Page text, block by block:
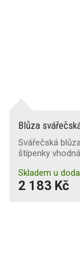
Blůza
Svářečská
štípenky
Skladem u
2 183 Kč